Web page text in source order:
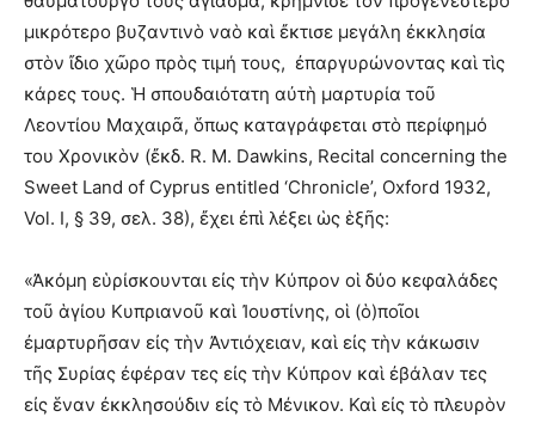
μικρότερο βυζαντινὸ ναὸ καὶ ἔκτισε μεγάλη ἐκκλησία
στὸν ἴδιο χῶρο πρὸς τιμή τους, ἐπαργυρώνοντας καὶ τὶς
κάρες τους. Ἡ σπουδαιότατη αὐτὴ μαρτυρία τοῦ
Λεοντίου Μαχαιρᾶ, ὅπως καταγράφεται στὸ περίφημό
του Χρονικὸν (ἔκδ. R. M. Dawkins, Recital concerning the
Sweet Land of Cyprus entitled ‘Chronicle’, Oxford 1932,
Vol. I, § 39, σελ. 38), ἔχει ἐπὶ λέξει ὡς ἑξῆς:
«Ἀκόμη εὑρίσκουνται εἰς τὴν Κύπρον οἱ δύο κεφαλάδες
τοῦ ἁγίου Κυπριανοῦ καὶ Ἰουστίνης, οἱ (ὁ)ποῖοι
ἐμαρτυρῆσαν εἰς τὴν Ἀντιόχειαν, καὶ εἰς τὴν κάκωσιν
τῆς Συρίας ἐφέραν τες εἰς τὴν Κύπρον καὶ ἐβάλαν τες
εἰς ἕναν ἐκκλησούδιν εἰς τὸ Μένικον. Καὶ εἰς τὸ πλευρὸν